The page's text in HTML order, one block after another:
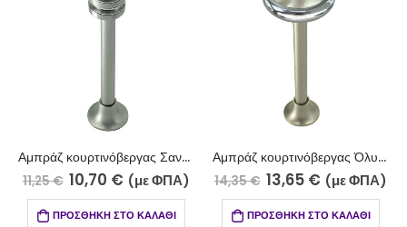
Αμπράζ κουρτινόβεργας Σαντορίνη νίκελ ματ-χρώμιο 060-2010
11,25€ 10,70 € (με ΦΠΑ)
ΠΡΟΣΘΉΚΗ ΣΤΟ ΚΑΛΆΘΙ
Αμπράζ κουρτινόβεργας Όλυμπος νίκελ ματ- χρώμιο 060-7110
14,35€ 13,65 € (με ΦΠΑ)
ΠΡΟΣΘΉΚΗ ΣΤΟ ΚΑΛΆΘΙ